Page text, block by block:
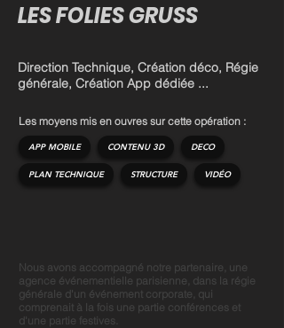
LES FOLIES GRUSS
Direction Technique, Création déco, Régie
générale, Création App dédiée ...
Les moyens mis en ouvres sur cette opération :
APP MOBILE CONTENU 3D DECO
PLAN TECHNIQUE STRUCTURE VIDÉO
Nous avons accompagné notre partenaire, une
agence événementielle parisienne, dans la régie
générale d'un événement corporate, qui
comprenait à la fois une partie conférences et
d'une partie festives.